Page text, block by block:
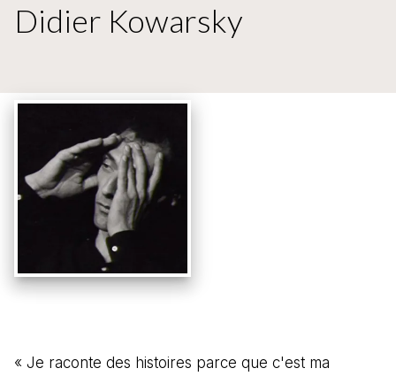
Didier Kowarsky
« Je raconte des histoires parce que c'est ma